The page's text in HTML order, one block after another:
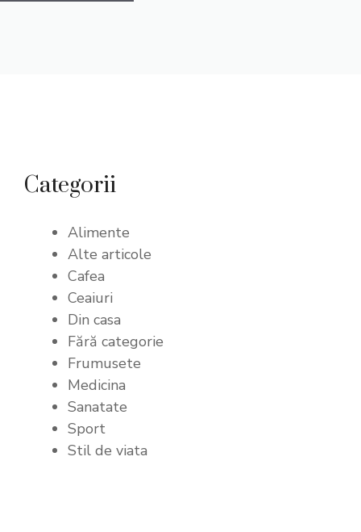
Categorii
Alimente
Alte articole
Cafea
Ceaiuri
Din casa
Fără categorie
Frumusete
Medicina
Sanatate
Sport
Stil de viata